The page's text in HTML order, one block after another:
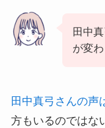
田中
が変
田中真弓さんの声
方もいるのではな